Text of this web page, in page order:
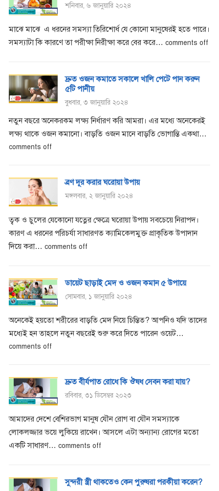
শনিবার, ৬ জানুয়ারি ২০২৪
মাঝে মাঝে এ ধরনের সমস্যা তিরিশোর্ধ যে কোনো মানুষেরই হতে পারে।
সমস্যাটা কি কারণে তা পরীক্ষা নিরীক্ষা করে বের করে… comments off
দ্রুত ওজন কমাতে সকালে খালি পেটে পান করুন
৫টি পানীয়
বুধবার, ৩ জানুয়ারি ২০২৪
নতুন বছরে অনেকরকম লক্ষ্য নির্ধারণ করি আমরা। এর মধ্যে অনেকেরই
লক্ষ্য থাকে ওজন কমানো। বাড়তি ওজন মানে বাড়তি ভোগান্তি একথা…
comments off
ব্রণ দূর করার ঘরোয়া উপায়
মঙ্গলবার, ২ জানুয়ারি ২০২৪
ত্বক ও চুলের যেকোনো যত্নের ক্ষেত্রে ঘরোয়া উপায় সবচেয়ে নিরাপদ।
কারণ এ ধরনের পরিচর্যা সাধারণত ক্যামিকেলমুক্ত প্রাকৃতিক উপাদান
দিয়ে করা… comments off
ডায়েট ছাড়াই মেদ ও ওজন কমান ৫ উপায়ে
সোমবার, ১ জানুয়ারি ২০২৪
অনেকেই হয়তো শরীরের বাড়তি মেদ নিয়ে চিন্তিত? আপনিও যদি তাদের
মধ্যেই হন তাহলে নতুন বছরেই শুরু করে দিতে পারেন ওয়েট…
comments off
দ্রুত বীর্যপাত রোধে কি ঔষধ সেবন করা যায়?
রবিবার, ৩১ ডিসেম্বর ২০২৩
আমাদের দেশে বেশিরভাগ মানুষ যৌন রোগ বা যৌন সমস্যাকে
লোকলজ্জার ভয়ে লুকিয়ে রাখেন। আসলে এটা অন্যান্য রোগের মতো
একটি সাধারণ… comments off
সুন্দরী স্ত্রী থাকতেও কেন পুরুষরা পরকীয়া করেন?